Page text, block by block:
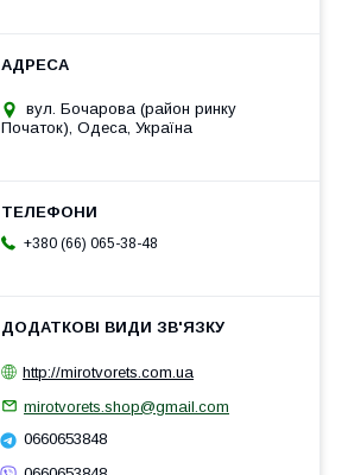
вул. Бочарова (район ринку
Початок), Одеса, Україна
+380 (66) 065-38-48
http://mirotvorets.com.ua
mirotvorets.shop@gmail.com
0660653848